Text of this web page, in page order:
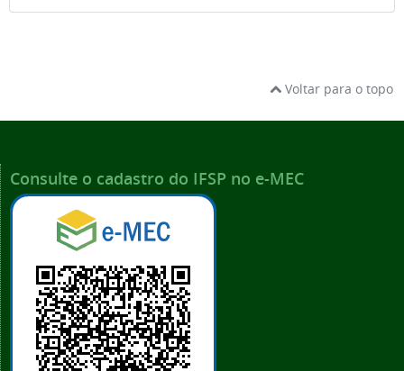
Voltar para o topo
Consulte o cadastro do IFSP no e-MEC